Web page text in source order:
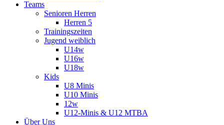
Teams
Senioren Herren
Herren 5
Trainingszeiten
Jugend weiblich
U14w
U16w
U18w
Kids
U8 Minis
U10 Minis
12w
U12-Minis & U12 MTBA
Über Uns